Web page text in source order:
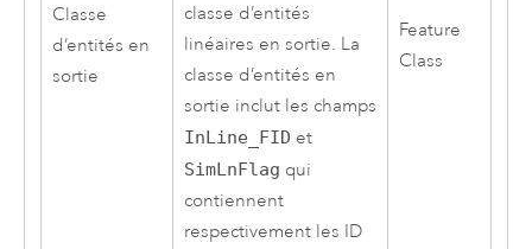
Classe
d’entités en
sortie
classe d’entités
linéaires en sortie. La
classe d’entités en
sortie inclut les champs
InLine_FID et
SimLnFlag qui
contiennent
respectivement les ID
Feature
Class